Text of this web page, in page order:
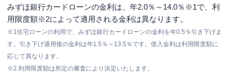
みずほ銀行カードローンの金利は、 年2.0％～14.0％※1で、利
用限度額※2によって適用される金利は異なります。
※1住宅ローンの利用で、みずほ銀行カードローンの金利を年0.5％引き下げま
す。引き下げ適用後の金利は年1.5％～13.5％です。借入金利は利用限度額に
応じて異なります。
※2.利用限度額は所定の審査により決定いたします。